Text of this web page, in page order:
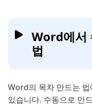
Word에서
법
Word의 목차 만드는
있습니다. 수동으로 만